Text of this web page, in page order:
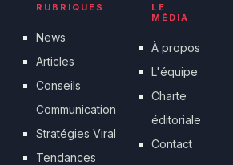
RUBRIQUES
News
Articles
Conseils
Communication
Stratégies Viral
Tendances
LE
MÉDIA
À propos
L'équipe
Charte
éditoriale
Contact